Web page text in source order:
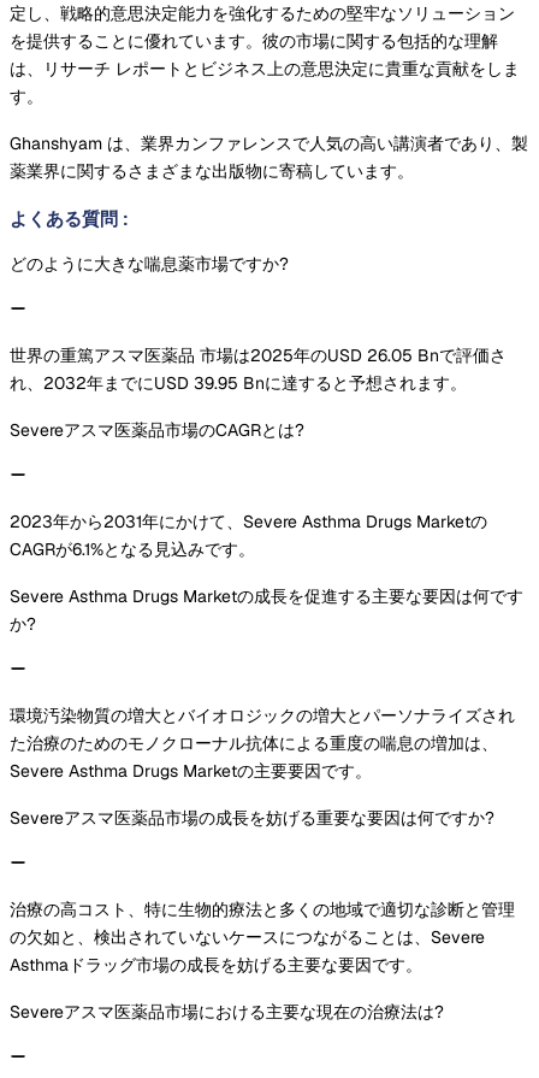
定し、戦略的意思決定能力を強化するための堅牢なソリューション
を提供することに優れています。彼の市場に関する包括的な理解
は、リサーチ レポートとビジネス上の意思決定に貴重な貢献をしま
す。
Ghanshyam は、業界カンファレンスで人気の高い講演者であり、製
薬業界に関するさまざまな出版物に寄稿しています。
よくある質問 :
どのように大きな喘息薬市場ですか?
世界の重篤アスマ医薬品 市場は2025年のUSD 26.05 Bnで評価さ
れ、2032年までにUSD 39.95 Bnに達すると予想されます。
Severeアスマ医薬品市場のCAGRとは?
2023年から2031年にかけて、Severe Asthma Drugs Marketの
CAGRが6.1%となる見込みです。
Severe Asthma Drugs Marketの成長を促進する主要な要因は何です
か?
環境汚染物質の増大とバイオロジックの増大とパーソナライズされ
た治療のためのモノクローナル抗体による重度の喘息の増加は、
Severe Asthma Drugs Marketの主要要因です。
Severeアスマ医薬品市場の成長を妨げる重要な要因は何ですか?
治療の高コスト、特に生物的療法と多くの地域で適切な診断と管理
の欠如と、検出されていないケースにつながることは、Severe
Asthmaドラッグ市場の成長を妨げる主要な要因です。
Severeアスマ医薬品市場における主要な現在の治療法は?